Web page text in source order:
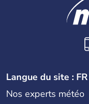
Langue du site : FR
Nos experts météo